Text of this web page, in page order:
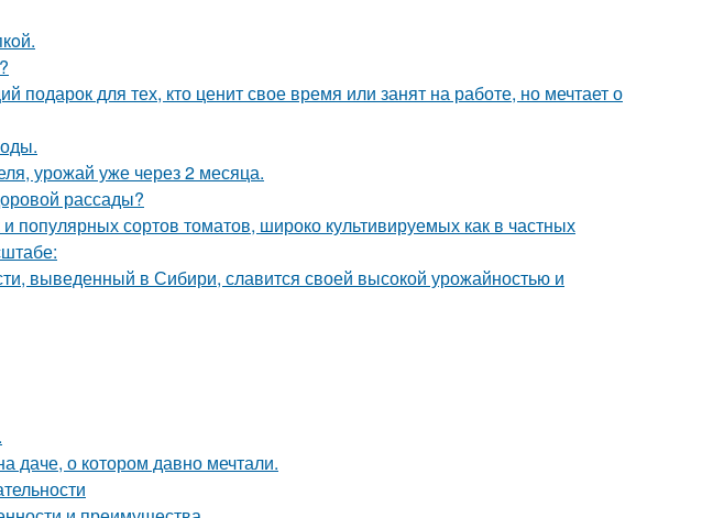
подарок для тех, кто ценит свое время или занят на работе, но мечтает о
урожай уже через 2 месяца.
рассады?
популярных сортов томатов, широко культивируемых как в частных
выведенный в Сибири, славится своей высокой урожайностью и
даче, о котором давно мечтали.